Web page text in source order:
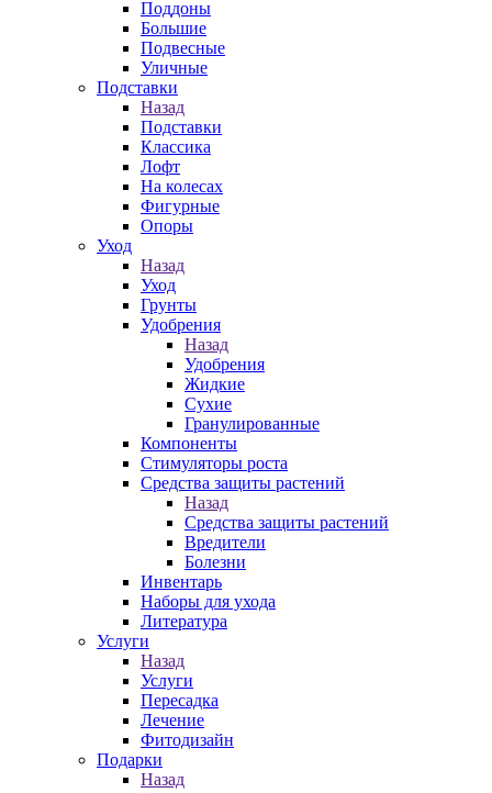
Поддоны
Большие
Подвесные
Уличные
Подставки
Назад
Подставки
Классика
Лофт
На колесах
Фигурные
Опоры
Уход
Назад
Уход
Грунты
Удобрения
Назад
Удобрения
Жидкие
Сухие
Гранулированные
Компоненты
Стимуляторы роста
Средства защиты растений
Назад
Средства защиты растений
Вредители
Болезни
Инвентарь
Наборы для ухода
Литература
Услуги
Назад
Услуги
Пересадка
Лечение
Фитодизайн
Подарки
Назад